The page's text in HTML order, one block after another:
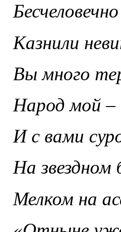
Бесчеловечно
Казнили
Вы много
Народ мой –
И с вами
На звездном
Мелком на